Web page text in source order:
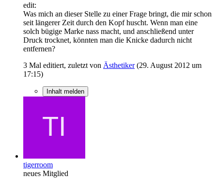
edit:
Was mich an dieser Stelle zu einer Frage bringt, die mir schon
seit längerer Zeit durch den Kopf huscht. Wenn man eine
solch bügige Marke nass macht, und anschließend unter
Druck trocknet, könnten man die Knicke dadurch nicht
entfernen?
3 Mal editiert, zuletzt von Ästhetiker(29. August 2012 um
17:15)
Inhalt melden
tigerroom
neues Mitglied